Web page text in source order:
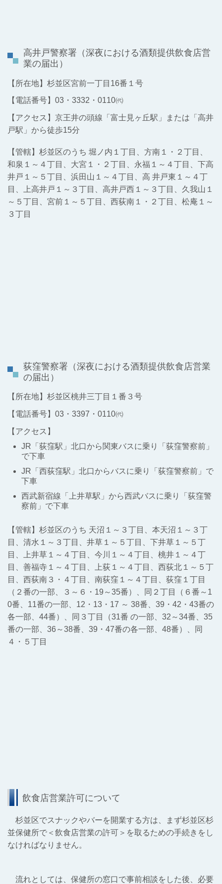
高井戸警察署 （深夜における酒類提供飲食店営
業の届出）
【所在地】杉並区宮前一丁目16番１号
【電話番号】03・3332・0110㈹
【アクセス】京王井の頭線「富士見ヶ丘駅」または「高井
戸駅」から徒歩15分
【管轄】杉並区のうち 堀ノ内１丁目、方南１・２丁目、
和泉１～４丁目、大宮１・２丁目、永福１～４丁目、下高
井戸１～５丁目、浜田山１～４丁目、高 井戸東１～４丁
目、上高井戸１～３丁目、高井戸西１～３丁目、久我山１
～５丁目、宮前１～５丁目、西荻南１・２丁目、松庵１～
３丁目
荻窪警察署 （深夜における酒類提供飲食店営業
の届出）
【所在地】杉並区桃井三丁目１番３号
【電話番号】03・3397・0110㈹
【アクセス】
JR「荻窪駅」北口から関東バスに乗り「荻窪警察前」
で下車
JR「西荻窪駅」北口からバスに乗り「荻窪警察前」で
下車
西武新宿線「上井草駅」から西武バスに乗り「荻窪警
察前」で下車
【管轄】杉並区のうち 天沼１～３丁目、本天沼１～３丁
目、清水１～３丁目、井草１～５丁目、下井草１～５丁
目、上井草１～４丁目、今川１～４丁目、桃井１～４丁
目、善福寺１～４丁目、上荻１～４丁目、西荻北１～５丁
目、西荻南３・４丁目、南荻窪１～４丁目、荻窪１丁目
（２番の一部、３～６・19～35番）、同２丁目（６番～1
0番、11番の一部、12・13・17 ～ 38番、39・42・43番の
各一部、44番）、同３丁目（31番 の一部、32～34番、35
番の一部、36～38番、39・47番の各一部、48番）、同
４・５丁目
飲食店営業許可について
杉並区でスナックやバーを開業する方は、まず杉並区杉
並保健所で＜飲食店営業の許可＞を取るための手続きをし
なければなりません。
流れとしては、 保健所の窓口で事前相談をした後、必要